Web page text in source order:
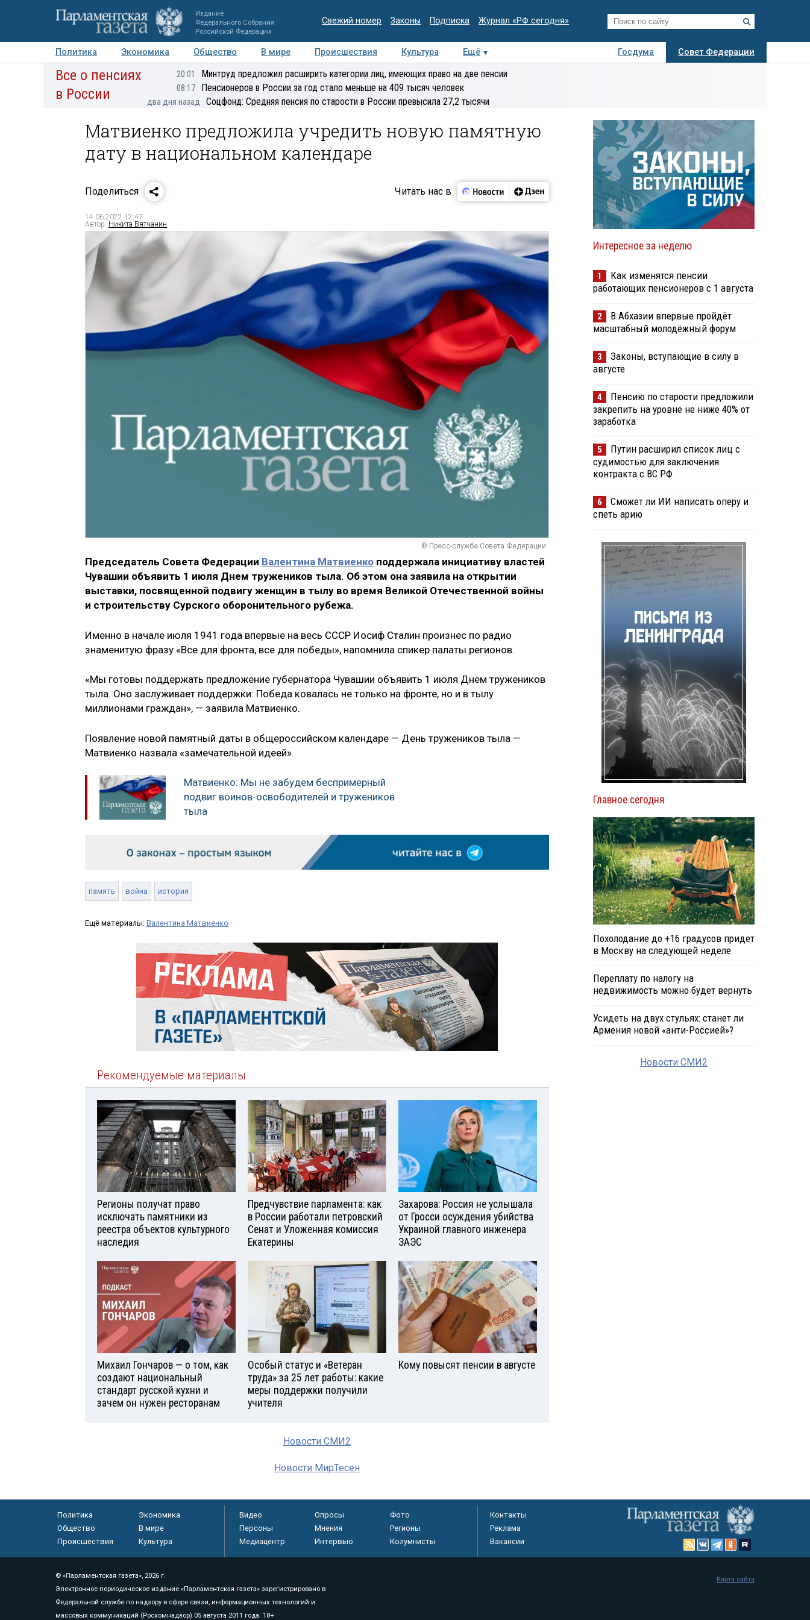
Издание
Федерального Собрания
Российской Федерации
Свежий номер Законы Подписка Журнал «РФ сегодня»
Политика Экономика Общество В мире Происшествия Культура Ещё Госдума
Совет Федерации
Авторы Персоны Мнения Регионы Медиацентр Интервью Колумнисты
Деловая
Все о пенсиях
в России
20:01 Минтруд предложил расширить категории лиц, имеющих право на две пенсии
08:17 Пенсионеров в России за год стало меньше на 409 тысяч человек
два дня назад Соцфонд: Средняя пенсия по старости в России превысила 27,2 тысячи
Матвиенко предложила учредить новую памятную
дату в национальном календаре
Поделиться Читать нас в
14.06.2022 12:47
Автор: Никита Вятчанин
© Пресс-служба Совета Федерации
Председатель Совета Федерации Валентина Матвиенко поддержала инициативу властей
Чувашии объявить 1 июля Днем тружеников тыла. Об этом она заявила на открытии
выставки, посвященной подвигу женщин в тылу во время Великой Отечественной войны
и строительству Сурского оборонительного рубежа.
Именно в начале июля 1941 года впервые на весь СССР Иосиф Сталин произнес по радио
знаменитую фразу «Все для фронта, все для победы», напомнила спикер палаты регионов.
«Мы готовы поддержать предложение губернатора Чувашии объявить 1 июля Днем тружеников
тыла. Оно заслуживает поддержки: Победа ковалась не только на фронте, но и в тылу
миллионами граждан», — заявила Матвиенко.
Появление новой памятный даты в общероссийском календаре — День тружеников тыла —
Матвиенко назвала «замечательной идеей».
Матвиенко: Мы не забудем беспримерный
подвиг воинов-освободителей и тружеников
тыла
память война история
Ещё материалы: Валентина Матвиенко
Рекомендуемые материалы
Регионы получат право
исключать памятники из
реестра объектов культурного
наследия
Предчувствие парламента: как
в России работали петровский
Сенат и Уложенная комиссия
Екатерины
Захарова: Россия не услышала
от Гросси осуждения убийства
Украиной главного инженера
ЗАЭС
Михаил Гончаров — о том, как
создают национальный
стандарт русской кухни и
зачем он нужен ресторанам
Особый статус и «Ветеран
труда» за 25 лет работы: какие
меры поддержки получили
учителя
Кому повысят пенсии в августе
Новости СМИ2
Новости МирТесен
Интересное за неделю
1
Как изменятся пенсии
работающих пенсионеров с 1 августа
2
В Абхазии впервые пройдёт
масштабный молодёжный форум
3
Законы, вступающие в силу в
августе
4
Пенсию по старости предложили
закрепить на уровне не ниже 40% от
заработка
5
Путин расширил список лиц с
судимостью для заключения
контракта с ВС РФ
6
Сможет ли ИИ написать оперу и
спеть арию
Главное сегодня
Похолодание до +16 градусов придет
в Москву на следующей неделе
Переплату по налогу на
недвижимость можно будет вернуть
Усидеть на двух стульях: станет ли
Армения новой «анти-Россией»?
Новости СМИ2
Политика
Экономика
Общество
В мире
Происшествия
Культура
Видео Опросы
Фото
Персоны
Мнения
Регионы
Медиацентр
Интервью Колумнисты
Контакты
Реклама
Вакансии
© «Парламентская газета», 2026 г.
Электронное периодическое издание «Парламентская газета» зарегистрировано в
Федеральной службе по надзору в сфере связи, информационных технологий и
массовых коммуникаций (Роскомнадзор) 05 августа 2011 года. 18+
Карта сайта